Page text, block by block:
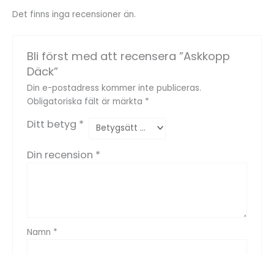
Det finns inga recensioner än.
Bli först med att recensera ”Askkopp
Däck”
Din e-postadress kommer inte publiceras.
Obligatoriska fält är märkta *
Ditt betyg *
Din recension *
Namn *